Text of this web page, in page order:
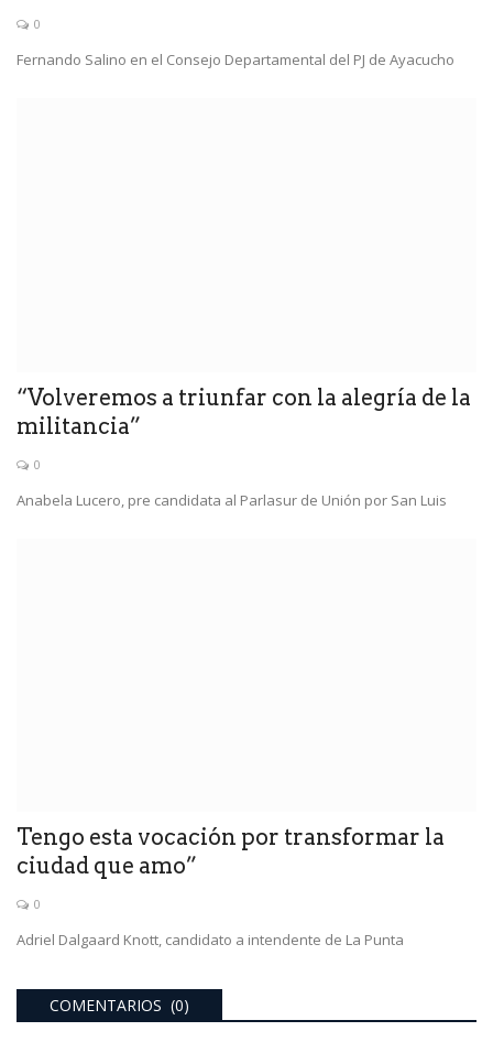
0
Fernando Salino en el Consejo Departamental del PJ de Ayacucho
“Volveremos a triunfar con la alegría de la
militancia”
0
Anabela Lucero, pre candidata al Parlasur de Unión por San Luis
Tengo esta vocación por transformar la
ciudad que amo”
0
Adriel Dalgaard Knott, candidato a intendente de La Punta
COMENTARIOS (0)